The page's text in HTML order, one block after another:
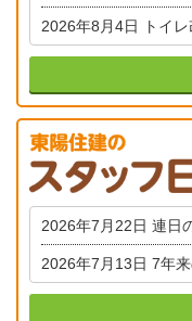
2026年8月4日 トイ
2026年7月22日 連日
2026年7月13日 7年